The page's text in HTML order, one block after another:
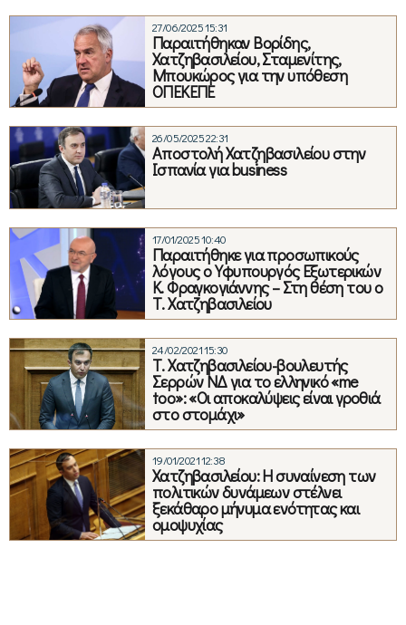
27/06/2025 15:31
Παραιτήθηκαν Βορίδης,
Χατζηβασιλείου, Σταμενίτης,
Μπουκώρος για την υπόθεση
ΟΠΕΚΕΠΕ
26/05/2025 22:31
Αποστολή Χατζηβασιλείου στην
Ισπανία για business
17/01/2025 10:40
Παραιτήθηκε για προσωπικούς
λόγους ο Υφυπουργός Εξωτερικών
Κ. Φραγκογιάννης – Στη θέση του ο
Τ. Χατζηβασιλείου
24/02/2021 15:30
Τ. Χατζηβασιλείου-βουλευτής
Σερρών ΝΔ για το ελληνικό «me
too»: «Οι αποκαλύψεις είναι γροθιά
στο στομάχι»
19/01/2021 12:38
Χατζηβασιλείου: Η συναίνεση των
πολιτικών δυνάμεων στέλνει
ξεκάθαρο μήνυμα ενότητας και
ομοψυχίας